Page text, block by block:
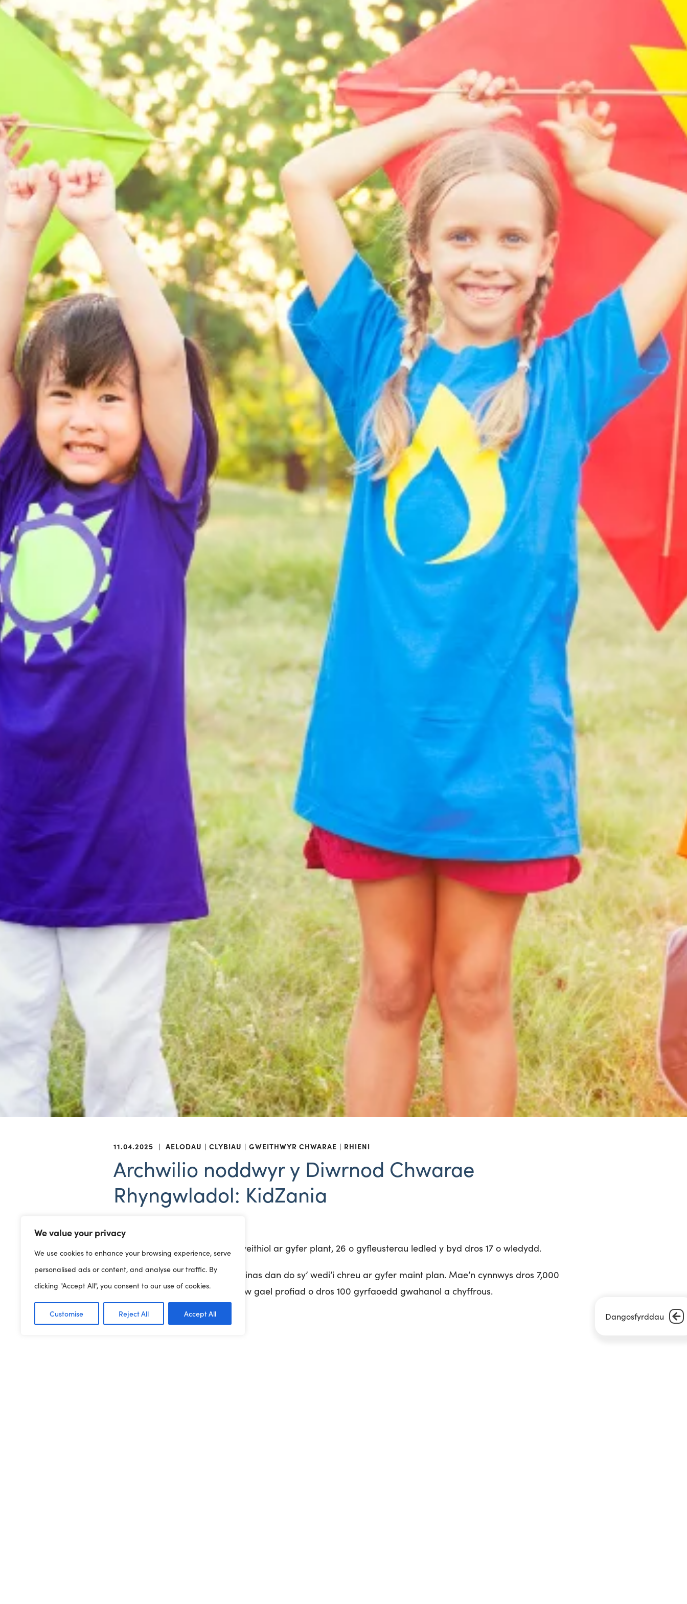
We value your privacy
We use cookies to enhance your browsing experience, serve
personalised ads or content, and analyse our traffic. By
clicking "Accept All", you consent to our use of cookies.
Customise Reject All Accept All Dangosfyrddau
11.04.2025 | AELODAU CLYBIAU GWEITHWYR CHWARAE RHIENI
Archwilio noddwyr y Diwrnod Chwarae
Rhyngwladol: KidZania
Mae gan KidZania, dinas ryngweithiol ar gyfer plant, 26 o gyfleusterau ledled y byd dros 17 o wledydd.
Mae gan blant mynediad at ddinas dan do sy’ wedi’i chreu ar gyfer maint plan. Mae’n cynnwys dros 7,000
metr sgwâr o le, lle y gallent nhw gael profiad o dros 100 gyrfaoedd gwahanol a chyffrous.
KidZania Corporate Website